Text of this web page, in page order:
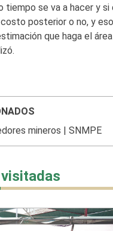
tiempo se va a hacer y
posterior o no, y
que haga el
mineros SNMPE